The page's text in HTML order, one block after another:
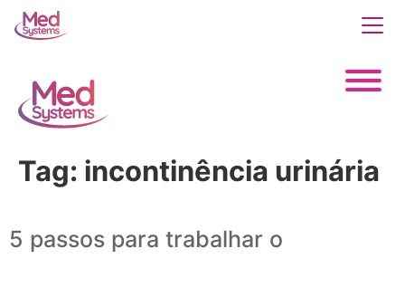
Tag: incontinência urinária
5 passos para trabalhar o